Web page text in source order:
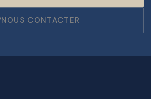
NOUS CONTACTER